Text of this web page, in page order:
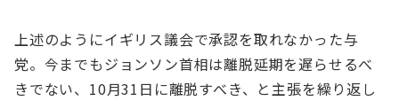
上述のようにイギリス議会で承認を取れなかった与
党。今までもジョンソン首相は離脱延期を遅らせるべ
きでない、10月31日に離脱すべき、と主張を繰り返し